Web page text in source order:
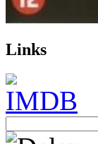
Links